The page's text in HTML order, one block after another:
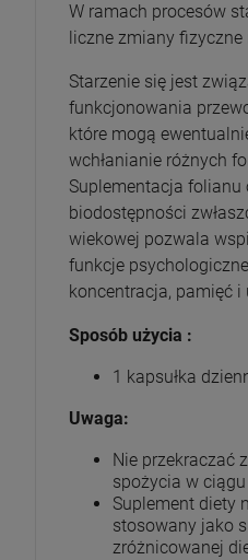
W ramach procesów
liczne zmiany
Starzenie się jest
funkcjonowania
które mogą
wchłanianie różnych
Suplementacja folianu
biodostępności
wiekowej pozwala
funkcje
koncentracja, pamięć i
Sposób użycia :
1 kapsułka
Uwaga:
Nie przekraczać
spożycia w
Suplement diety
stosowany jako
zróżnicowanej